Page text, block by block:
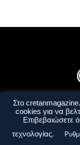
Ταυτότητα
Στο
cookies για να
Επιβεβαιώσετε
τεχνολογίας.